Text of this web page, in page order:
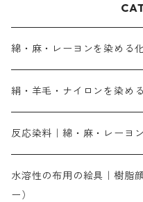
綿・麻・レーヨンを染める
直接染料－染色手順が簡単
人気のおすすめ直接染料
染色に必要な薬品類
絹・羊毛・ナイロンを染め
お買い得品
染料一覧
反応染料｜綿・麻・レーヨ
お勧めの3原色（赤・青・黄
水溶性の布用の絵具｜樹脂
ー）